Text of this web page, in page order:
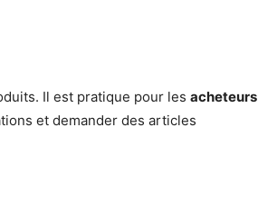
Il est pratique pour les acheteurs
et demander des articles